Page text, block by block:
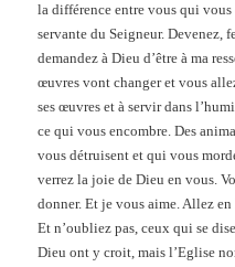
la différence entre vous qui
servante du Seigneur. Devenez,
demandez à Dieu d’être à ma
œuvres vont changer et vous
ses œuvres et à servir dans
ce qui vous encombre. Des
vous détruisent et qui vous
verrez la joie de Dieu en vous.
donner. Et je vous aime. Allez en
Et n’oubliez pas, ceux qui se
Dieu ont y croit, mais l’Eglise